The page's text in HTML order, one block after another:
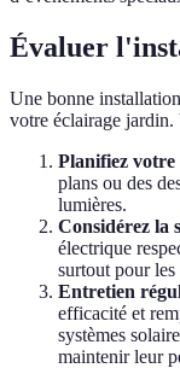
Évaluer
Une bonne
votre éclairage jardin.
Planifiez
plans ou des
lumières.
Considérez la
électrique
surtout pour les
Entretien
efficacité et
systèmes
maintenir leur